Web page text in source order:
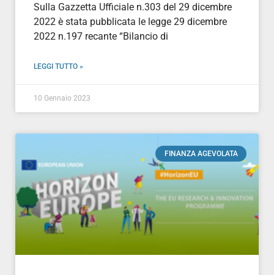
Sulla Gazzetta Ufficiale n.303 del 29 dicembre
2022 è stata pubblicata le legge 29 dicembre
2022 n.197 recante “Bilancio di
LEGGI TUTTO »
10 Gennaio 2023
FINANZA AGEVOLATA